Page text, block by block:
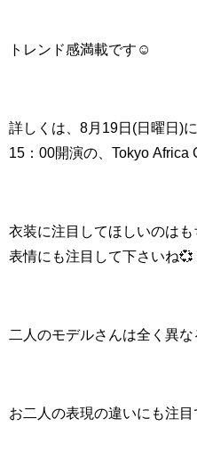
トレンド感満載です☺️
詳しくは、8月19日(日曜日)に
15：00開演の、Tokyo
衣装に注目してほしいのは
表情にも注目して下さいね💞
二人のモデルさんは全く異
お二人の表現の違いにも注